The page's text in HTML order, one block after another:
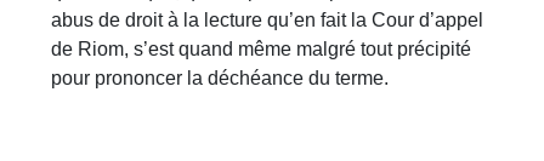
abus de droit à la lecture qu’en fait la Cour d’appel
de Riom, s’est quand même malgré tout précipité
pour prononcer la déchéance du terme.